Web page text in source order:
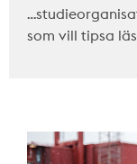
som vill tipsa